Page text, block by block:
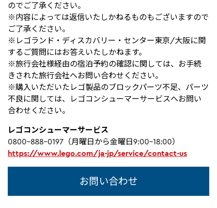
のでご了承ください。
※内容によっては返信いたしかねるものもございますので
ご了承ください。
※レゴランド・ディスカバリー・センター東京/大阪に関
するご質問にはお答えいたしかねます。
※旅行会社様経由の宿泊予約の確認に関しては、お手続
きされた旅行会社へお問い合わせください。
※購入いただいたレゴ製品のブロックパーツ不足、パーツ
不良に関しては、レゴコンシューマーサービスへお問い
合わせください。
レゴコンシューマーサービス
0800-888-0197（月曜日から金曜日9:00-18:00）
https://www.lego.com/ja-jp/service/contact-us
お問い合わせ